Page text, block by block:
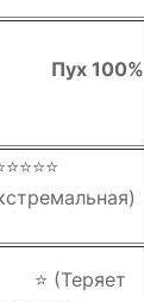
100%
(Теряет